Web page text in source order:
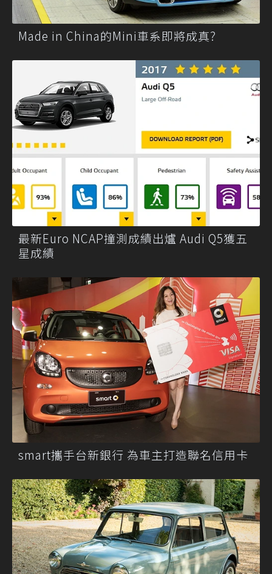
Made in China的Mini車系即將成真?
最新Euro NCAP撞測成績出爐 Audi Q5獲五
星成績
smart攜手台新銀行 為車主打造聯名信用卡